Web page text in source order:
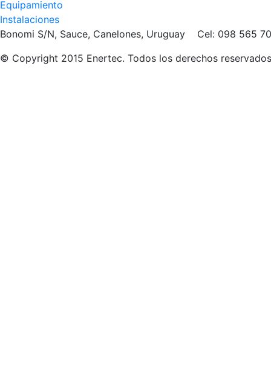
Equipamiento
Instalaciones
Bonomi S/N, Sauce, Canelones, Uruguay Cel: 098 565
© Copyright 2015 Enertec. Todos los derechos reservados